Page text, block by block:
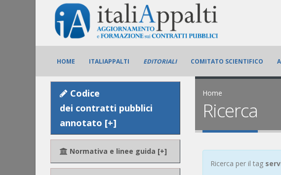
HOME ITALIAPPALTI EDITORIALI COMITATO SCIENTIFICO
Codice
dei contratti pubblici
annotato [+]
Normativa e linee guida [+]
Home
Ricerca
Ricerca per il tag